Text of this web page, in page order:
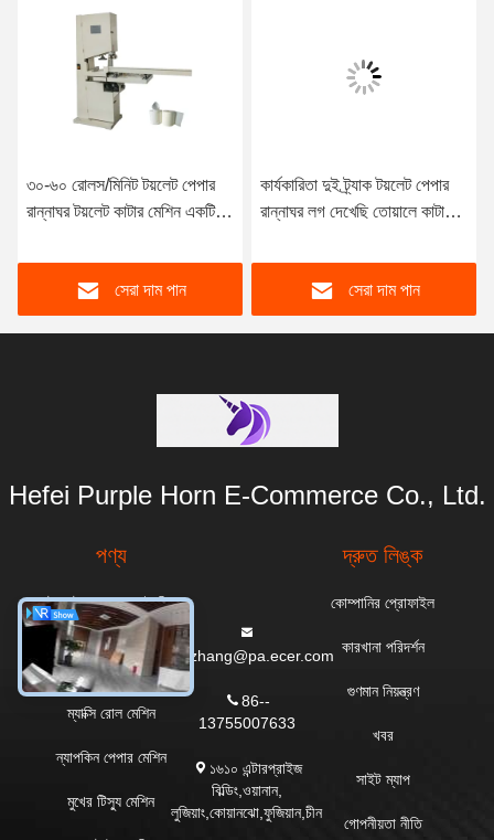
৩০-৬০ রোলস/মিনিট টয়লেট পেপার
রান্নাঘর টয়লেট কাটার মেশিন একটি
জন্য
সেরা দাম পান
কার্যকারিতা দুই ট্র্যাক টয়লেট পেপার
রান্নাঘর লগ দেখেছি তোয়ালে কাটার
সেরা দাম পান
Hefei Purple Horn E-Commerce Co., Ltd.
পণ্য
টয়লেট পেপার রোল তৈরির
মেশিন
রান্নাঘরের তোয়ালে মেশিন
ম্যাক্সি রোল মেশিন
ন্যাপকিন পেপার মেশিন
মুখের টিস্যু মেশিন
everzhang@pa.ecer.com
86--
13755007633
১৬১০ এন্টারপ্রাইজ
বিল্ডিং,ওয়ানান,
লুজিয়াং,কোয়ানঝো,ফুজিয়ান,চীন
দ্রুত লিঙ্ক
কোম্পানির প্রোফাইল
কারখানা পরিদর্শন
গুণমান নিয়ন্ত্রণ
খবর
সাইট ম্যাপ
গোপনীয়তা নীতি